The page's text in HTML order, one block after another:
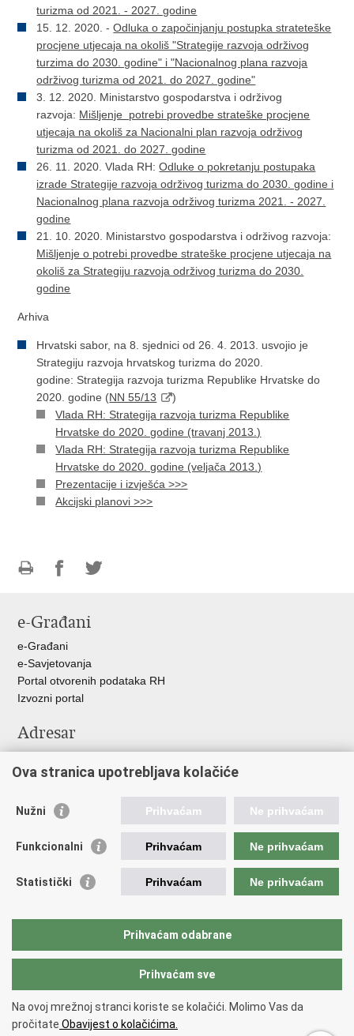
turizma od 2021. - 2027. godine
15. 12. 2020. -Odluka o započinjanju postupka strateteške
procjene utjecaja na okoliš "Strategije razvoja održivog
turzima do 2030. godine" i "Nacionalnog plana razvoja
održivog turizma od 2021. do 2027. godine"
3. 12. 2020. Ministarstvo gospodarstva i održivog
razvoja: Mišljenje potrebi provedbe strateške procjene
utjecaja na okoliš za Nacionalni plan razvoja održivog
turizma od 2021. do 2027. godine
26. 11. 2020. Vlada RH:Odluke o pokretanju postupaka
izrade Strategije razvoja održivog turizma do 2030. godine i
Nacionalnog plana razvoja održivog turizma 2021. - 2027.
godine
21. 10. 2020. Ministarstvo gospodarstva i održivog razvoja:
Mišljenje o potrebi provedbe strateške procjene utjecaja na
okoliš za Strategiju razvoja održivog turizma do 2030.
godine
Arhiva
Hrvatski sabor, na 8. sjednici od 26. 4. 2013. usvojio je
Strategiju razvoja hrvatskog turizma do 2020.
godine: Strategija razvoja turizma Republike Hrvatske do
2020. godine (NN 55/13
)
Vlada RH: Strategija razvoja turizma Republike
Hrvatske do 2020. godine (travanj 2013.)
Vlada RH: Strategija razvoja turizma Republike
Hrvatske do 2020. godine (veljača 2013.)
Prezentacije i izvješća >>>
Akcijski planovi >>>
FacebookuTwitteru
e-Građani
e-Građani
e-Savjetovanja
Portal otvorenih podataka RH
Izvozni portal
Adresar
Adresar tijela javne vlasti
Korisne poveznice
Vlada RH
Predsjednik RH
Pravobraniteljica za ravnopravnost spolova
Povjerenik za informiranje
Copyright © 2026 Ministarstvo turizma i sporta Republike Hrvatske.
korištenja.Izjava o pristupačnosti.
Ova stranica upotrebljava kolačiće
Nužni Prihvaćam Ne prihvaćam
Funkcionalni Prihvaćam Ne prihvaćam
Statistički Prihvaćam Ne prihvaćam
Prihvaćam odabrane
Prihvaćam sve
Na ovoj mrežnoj stranci koriste se kolačići. Molimo Vas da
pročitate Obavijest o kolačićima.